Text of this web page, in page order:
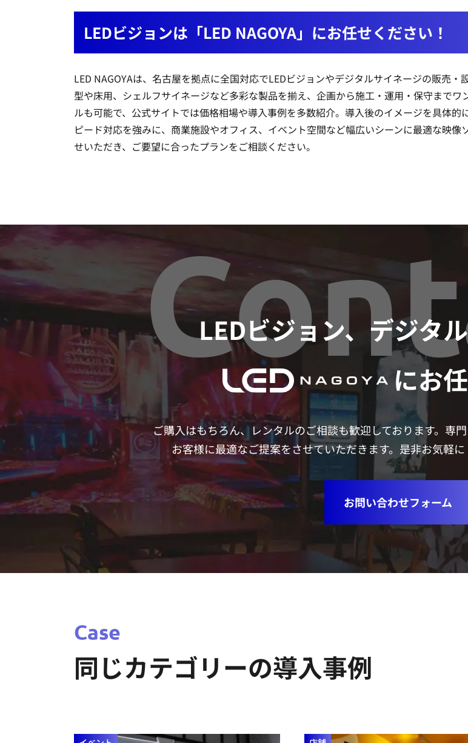
LEDビジョンは「LED NAGOYA」にお任せください！
LED NAGOYAは、名古屋を拠点に全国対応でLEDビジョンやデジタルサイネージの販売
型や床用、シェルフサイネージなど多彩な製品を揃え、企画から施工・運用・保守まで
ルも可能で、公式サイトでは価格相場や導入事例を多数紹介。導入後のイメージを具体
ピード対応を強みに、商業施設やオフィス、イベント空間など幅広いシーンに最適な映
せいただき、ご要望に合ったプランをご相談ください。
LEDビジョン、デジタ
にお
ご購入はもちろん、レンタルのご相談も歓迎しております。専
お客様に最適なご提案をさせていただきます。是非お気軽に
お問い合わせフォーム
Case
同じカテゴリーの導入事例